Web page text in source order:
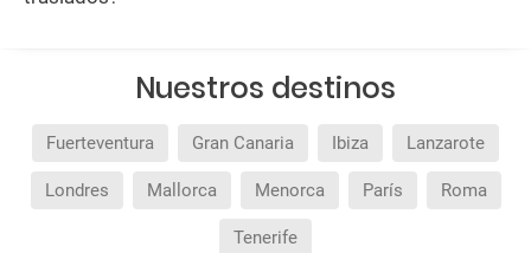
Nuestros destinos
Fuerteventura Gran Canaria Ibiza Lanzarote
Londres Mallorca Menorca París Roma
Tenerife